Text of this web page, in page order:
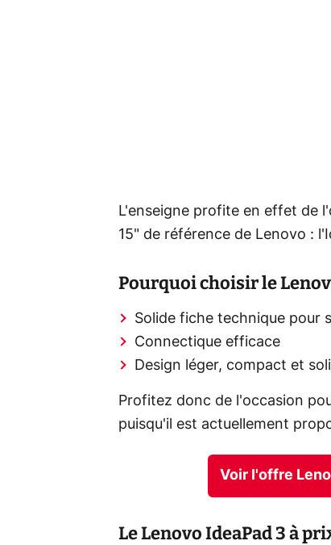
L'enseigne profite en effet de
15" de référence de Lenovo :
Pourquoi choisir le
Solide fiche technique pour
Connectique efficace
Design léger, compact et
Profitez donc de l'occasion
puisqu'il est actuellement
Voir l'offre
Le Lenovo IdeaPad 3 à